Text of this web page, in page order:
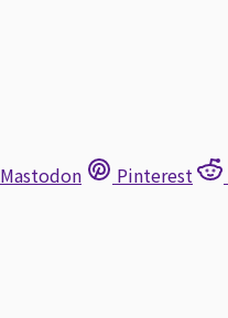
Mastodon Pinterest